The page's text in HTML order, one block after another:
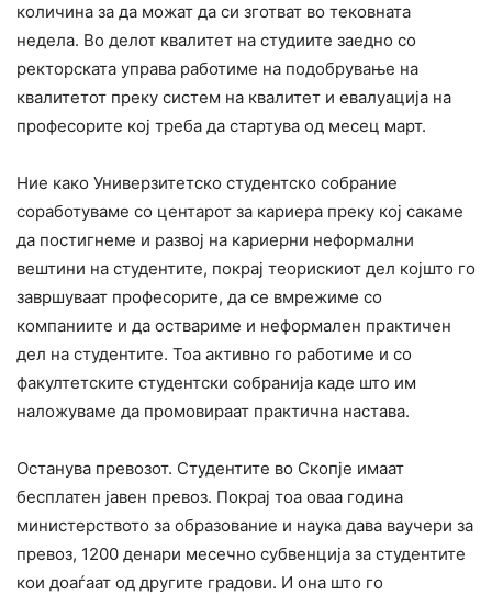
количина за да можат да си зготват во тековната
недела. Во делот квалитет на студиите заедно со
ректорската управа работиме на подобрување на
квалитетот преку систем на квалитет и евалуација на
професорите кој треба да стартува од месец март.
Ние како Универзитетско студентско собрание
соработуваме со центарот за кариера преку кој сакаме
да постигнеме и развој на кариерни неформални
вештини на студентите, покрај теорискиот дел којшто го
завршуваат професорите, да се вмрежиме со
компаниите и да оствариме и неформален практичен
дел на студентите. Тоа активно го работиме и со
факултетските студентски собранија каде што им
наложуваме да промовираат практична настава.
Останува превозот. Студентите во Скопје имаат
бесплатен јавен превоз. Покрај тоа оваа година
министерството за образование и наука дава ваучери за
превоз, 1200 денари месечно субвенција за студентите
кои доаѓаат од другите градови. И она што го